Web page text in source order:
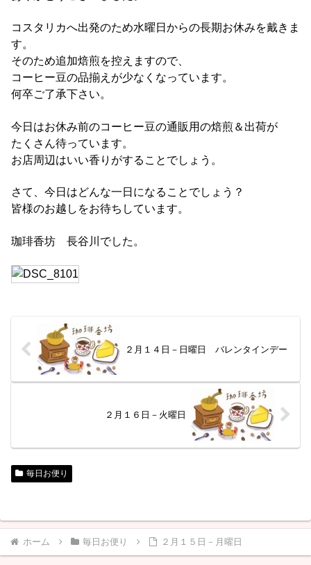
コスタリカへ出発のため水曜日からの長期お休みを戴きま
す。
そのため追加焙煎を控えますので、
コーヒー豆の品揃えが少なくなっています。
何卒ご了承下さい。
今日はお休み前のコーヒー豆の通販用の焙煎＆出荷が
たくさん待っています。
お店周辺はいい香りがすることでしょう。
さて、今日はどんな一日になることでしょう？
皆様のお越しをお待ちしています。
珈琲香坊 長谷川でした。
２月１４日－日曜日 バレンタインデー
２月１６日－火曜日
毎日お便り
ホーム 毎日お便り ２月１５日－月曜日